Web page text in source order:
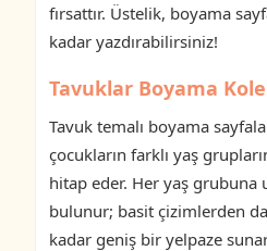
fırsattır. Üstelik, boyama
kadar yazdırabilirsiniz!
Tavuklar Boyama
Tavuk temalı boyama
çocukların farklı yaş
hitap eder. Her yaş grubuna
bulunur; basit çizimlerden
kadar geniş bir yelpaze